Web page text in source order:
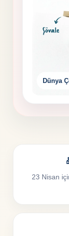
Dünya
23 Nisan